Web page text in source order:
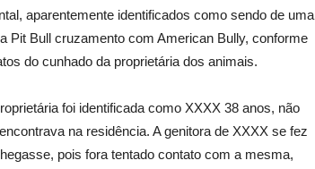
aparentemente identificados como sendo de uma
Pit Bull cruzamento com American Bully, conforme
do cunhado da proprietária dos animais.
foi identificada como XXXX 38 anos, não
na residência. A genitora de XXXX se fez
pois fora tentado contato com a mesma,